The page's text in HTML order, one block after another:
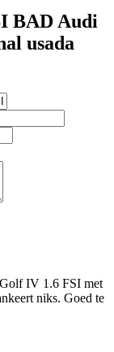
BAD Audi
usada
IV 1.6 FSI met
niks. Goed te